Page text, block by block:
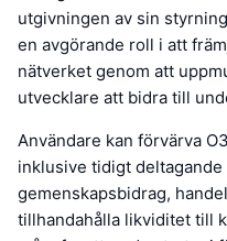
utgivningen av sin
en avgörande roll i att
nätverket genom att
utvecklare att bidra till
Användare kan förvärva
inklusive tidigt
gemenskapsbidrag,
tillhandahålla likviditet till